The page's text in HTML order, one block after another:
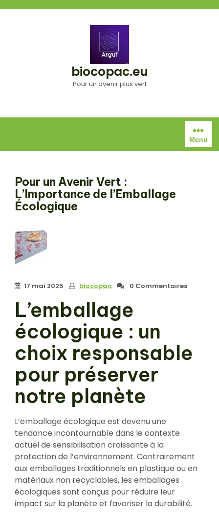
biocopac.eu
Pour un avenir plus vert
Menu
Pour un Avenir Vert :
L’Importance de l’Emballage
Écologique
17 mai 2025 biocopac 0 Commentaires
L’emballage
écologique : un
choix responsable
pour préserver
notre planète
L’emballage écologique est devenu une
tendance incontournable dans le contexte
actuel de sensibilisation croissante à la
protection de l’environnement. Contrairement
aux emballages traditionnels en plastique ou en
matériaux non recyclables, les emballages
écologiques sont conçus pour réduire leur
impact sur la planète et favoriser la durabilité.